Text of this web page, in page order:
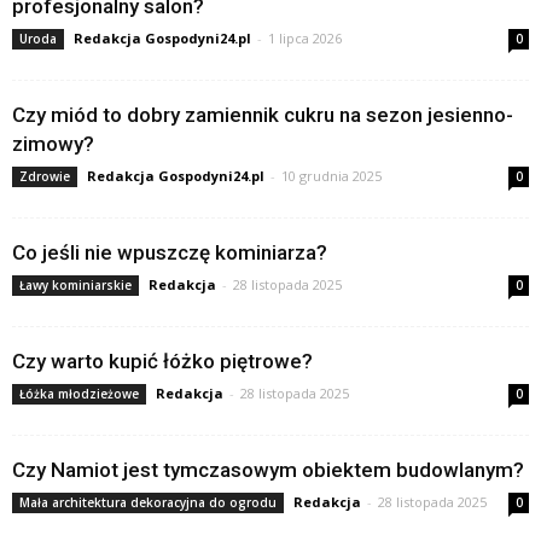
profesjonalny salon?
Uroda Redakcja Gospodyni24.pl - 1 lipca 2026 0
Czy miód to dobry zamiennik cukru na sezon jesienno-
zimowy?
Zdrowie Redakcja Gospodyni24.pl - 10 grudnia 2025 0
Co jeśli nie wpuszczę kominiarza?
Ławy kominiarskie Redakcja - 28 listopada 2025 0
Czy warto kupić łóżko piętrowe?
Łóżka młodzieżowe Redakcja - 28 listopada 2025 0
Czy Namiot jest tymczasowym obiektem budowlanym?
Mała architektura dekoracyjna do ogrodu Redakcja - 28 listopada 2025 0